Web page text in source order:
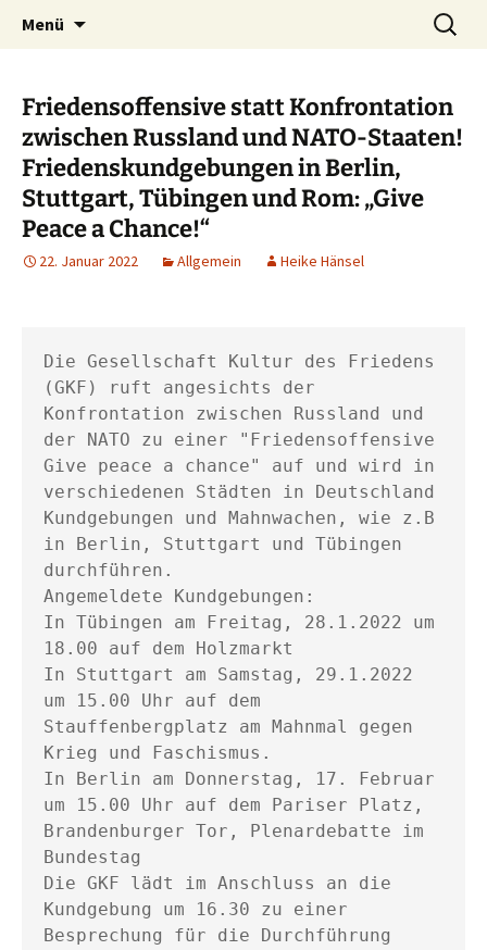
Kultur des Friedens
Kultur ist das Vergnügen, die Welt zu
verändern. – Bertolt Brecht
Menü
Suchen
nach:
Friedensoffensive statt Konfrontation
zwischen Russland und NATO-Staaten!
Friedenskundgebungen in Berlin,
Stuttgart, Tübingen und Rom: „Give
Peace a Chance!“
22. Januar 2022 Allgemein Heike Hänsel
Die Gesellschaft Kultur des Friedens
(GKF) ruft angesichts der
Konfrontation zwischen Russland und
der NATO zu einer "Friedensoffensive
Give peace a chance" auf und wird in
verschiedenen Städten in Deutschland
Kundgebungen und Mahnwachen, wie z.B
in Berlin, Stuttgart und Tübingen
durchführen.
Angemeldete Kundgebungen:
In Tübingen am Freitag, 28.1.2022 um
18.00 auf dem Holzmarkt
In Stuttgart am Samstag, 29.1.2022
um 15.00 Uhr auf dem
Stauffenbergplatz am Mahnmal gegen
Krieg und Faschismus.
In Berlin am Donnerstag, 17. Februar
um 15.00 Uhr auf dem Pariser Platz,
Brandenburger Tor, Plenardebatte im
Bundestag
Die GKF lädt im Anschluss an die
Kundgebung um 16.30 zu einer
Besprechung für die Durchführung